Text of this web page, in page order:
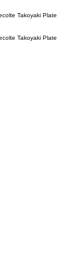
Takoyaki Plate
Takoyaki Plate